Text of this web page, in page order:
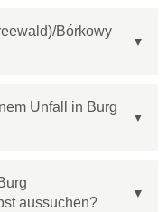
Bórkowy
Unfall in Burg
aussuchen?